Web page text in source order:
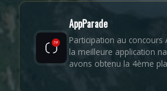
AppParade
Participation au concours
la meilleure application
avons obtenu la 4ème